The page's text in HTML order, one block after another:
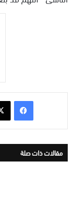
مقالات ذات صلة